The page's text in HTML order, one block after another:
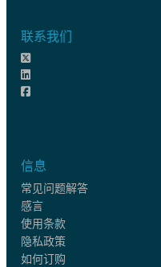
联系我们
信息
常见问题解答
感言
使用条款
隐私政策
如何订购